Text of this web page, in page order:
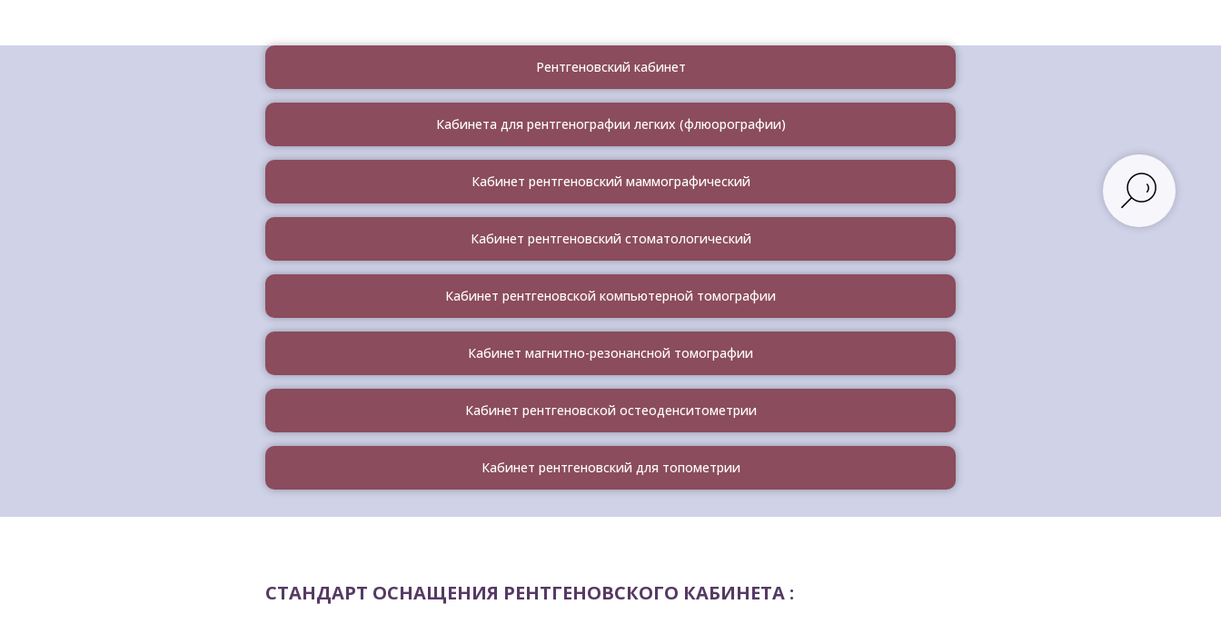
Рентгеновский кабинет
Кабинета для рентгенографии легких (флюорографии)
Кабинет рентгеновский маммографический
Кабинет рентгеновский стоматологический
Кабинет рентгеновской компьютерной томографии
Кабинет магнитно-резонансной томографии
Кабинет рентгеновской остеоденситометрии
Кабинет рентгеновский для топометрии
СТАНДАРТ ОСНАЩЕНИЯ РЕНТГЕНОВСКОГО КАБИНЕТА :